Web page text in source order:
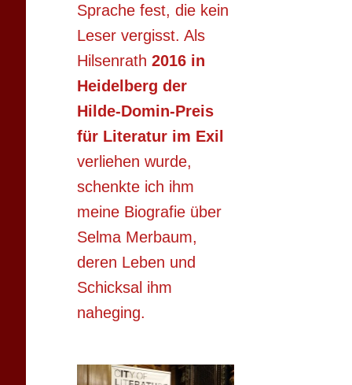
Sprache fest, die kein
Leser vergisst. Als
Hilsenrath 2016 in
Heidelberg der
Hilde-Domin-Preis
für Literatur im Exil
verliehen wurde,
schenkte ich ihm
meine Biografie über
Selma Merbaum,
deren Leben und
Schicksal ihm
naheging.